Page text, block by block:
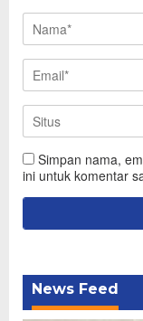
Simpan nama,
ini untuk komentar
News Feed